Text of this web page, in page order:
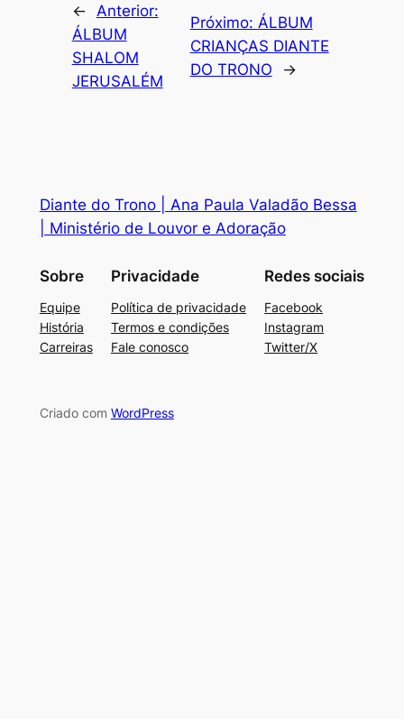
←
Anterior:
ÁLBUM
SHALOM
JERUSALÉM
Próximo: ÁLBUM
CRIANÇAS DIANTE
DO TRONO
→
Diante do Trono | Ana Paula Valadão Bessa
| Ministério de Louvor e Adoração
Sobre
Equipe
História
Carreiras
Privacidade
Política de privacidade
Termos e condições
Fale conosco
Redes sociais
Facebook
Instagram
Twitter/X
Criado com WordPress